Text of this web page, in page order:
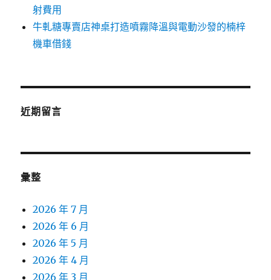
射費用
牛軋糖專賣店神桌打造噴霧降溫與電動沙發的楠梓
機車借錢
近期留言
彙整
2026 年 7 月
2026 年 6 月
2026 年 5 月
2026 年 4 月
2026 年 3 月